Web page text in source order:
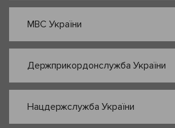
МВС України
Держприкордонслужба України
Нацдержслужба України